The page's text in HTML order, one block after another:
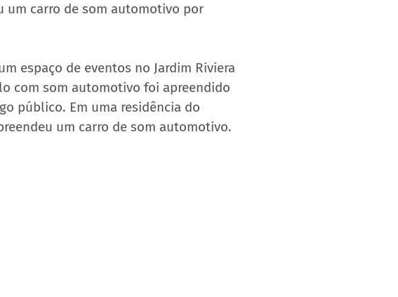
um carro de som automotivo por
espaço de eventos no Jardim Riviera
com som automotivo foi apreendido
público. Em uma residência do
um carro de som automotivo.